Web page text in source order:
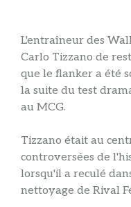
L'entraîneur des
Carlo Tizzano de
que le flanker a été
la suite du test
au MCG.
Tizzano était au
controversées de
lorsqu'il a reculé
nettoyage de Rival